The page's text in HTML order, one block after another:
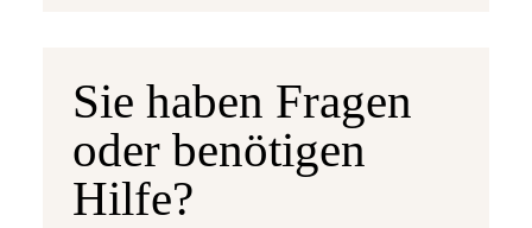
Sie haben Fragen
oder benötigen
Hilfe?